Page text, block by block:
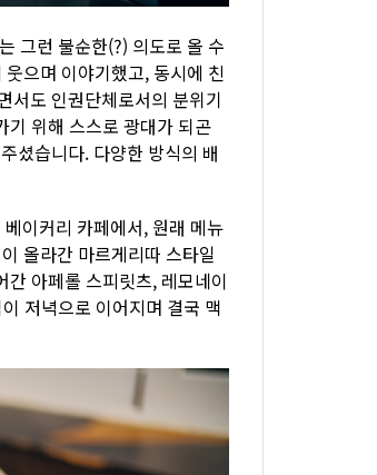
그런 불순한(?) 의도로 올 수
으며 이야기했고, 동시에 친
서도 인권단체로서의 분위기
기 위해 스스로 광대가 되곤
셨습니다. 다양한 방식의 배
이커리 카페에서, 원래 메뉴
올라간 마르게리따 스타일
간 아페롤 스피릿츠, 레모네이
저녁으로 이어지며 결국 맥